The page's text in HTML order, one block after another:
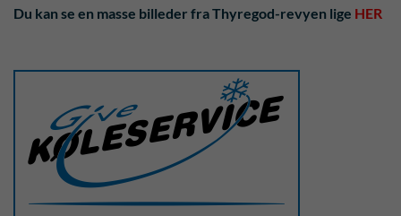
Du kan se en masse billeder fra Thyregod-revyen lige HER